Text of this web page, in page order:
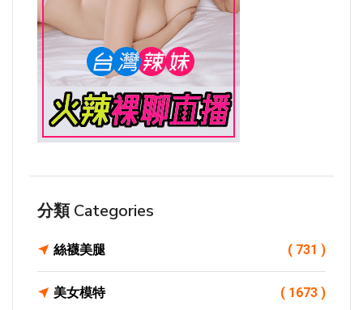
分類 Categories
絲襪美腿 ( 731 )
美女模特 ( 1673 )